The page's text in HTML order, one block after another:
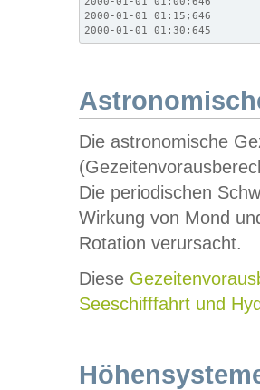
2000-01-01 01:15;646
2000-01-01 01:30;645
Die astronomische
Die periodischen
Wirkung von Mond
Rotation verursacht.
Diese
Seeschifffahrt und